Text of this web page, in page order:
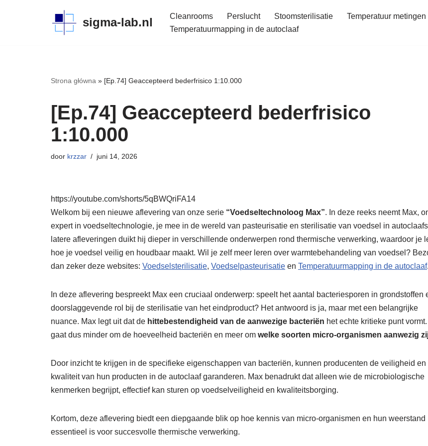
sigma-lab.nl Cleanrooms Perslucht Stoomsterilisatie Temperatuur metingen
Temperatuurmapping in de autoclaaf
Strona główna » [Ep.74] Geaccepteerd bederfrisico 1:10.000
[Ep.74] Geaccepteerd bederfrisico
1:10.000
door krzzar juni 14, 2026
https://youtube.com/shorts/5qBWQriFA14
Welkom bij een nieuwe aflevering van onze serie “Voedseltechnoloog Max”. In deze reeks neemt Max,
expert in voedseltechnologie, je mee in de wereld van pasteurisatie en sterilisatie van voedsel in
latere afleveringen duikt hij dieper in verschillende onderwerpen rond thermische verwerking, waardoor je
hoe je voedsel veilig en houdbaar maakt. Wil je zelf meer leren over warmtebehandeling van voedsel?
dan zeker deze websites: Voedselsterilisatie, Voedselpasteurisatie en Temperatuurmapping in de autoclaaf.
In deze aflevering bespreekt Max een cruciaal onderwerp: speelt het aantal bacteriesporen in grondstoffen
doorslaggevende rol bij de sterilisatie van het eindproduct? Het antwoord is ja, maar met een belangrijke
nuance. Max legt uit dat de hittebestendigheid van de aanwezige bacteriën het echte kritieke punt
gaat dus minder om de hoeveelheid bacteriën en meer om welke soorten micro-organismen aanwezig
Door inzicht te krijgen in de specifieke eigenschappen van bacteriën, kunnen producenten de veiligheid en
kwaliteit van hun producten in de autoclaaf garanderen. Max benadrukt dat alleen wie de microbiologische
kenmerken begrijpt, effectief kan sturen op voedselveiligheid en kwaliteitsborging.
Kortom, deze aflevering biedt een diepgaande blik op hoe kennis van micro-organismen en hun weerstand
essentieel is voor succesvolle thermische verwerking.